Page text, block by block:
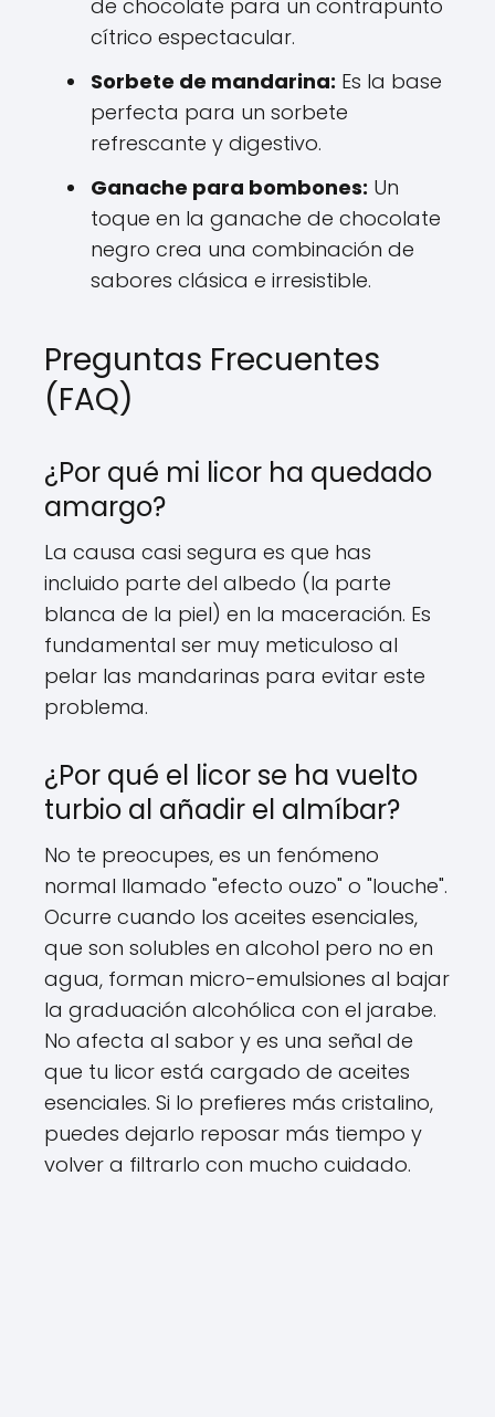
de chocolate para un contrapunto
cítrico espectacular.
Sorbete de mandarina: Es la base
perfecta para un sorbete
refrescante y digestivo.
Ganache para bombones: Un
toque en la ganache de chocolate
negro crea una combinación de
sabores clásica e irresistible.
Preguntas Frecuentes
(FAQ)
¿Por qué mi licor ha quedado
amargo?
La causa casi segura es que has
incluido parte del albedo (la parte
blanca de la piel) en la maceración. Es
fundamental ser muy meticuloso al
pelar las mandarinas para evitar este
problema.
¿Por qué el licor se ha vuelto
turbio al añadir el almíbar?
No te preocupes, es un fenómeno
normal llamado "efecto ouzo" o "louche".
Ocurre cuando los aceites esenciales,
que son solubles en alcohol pero no en
agua, forman micro-emulsiones al bajar
la graduación alcohólica con el jarabe.
No afecta al sabor y es una señal de
que tu licor está cargado de aceites
esenciales. Si lo prefieres más cristalino,
puedes dejarlo reposar más tiempo y
volver a filtrarlo con mucho cuidado.